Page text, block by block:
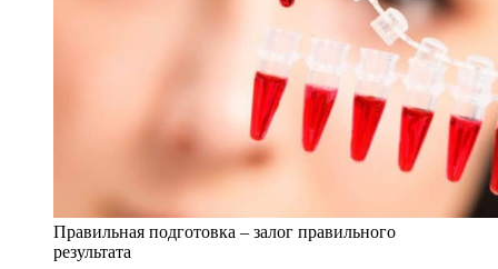
Правильная подготовка – залог правильного
результата